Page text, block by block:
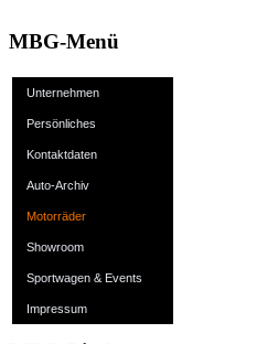
MBG-Menü
Unternehmen
Persönliches
Kontaktdaten
Auto-Archiv
Motorräder
Showroom
Sportwagen & Events
Impressum